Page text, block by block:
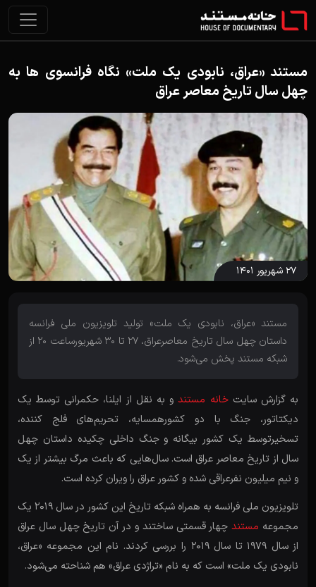
مستند «عراق، نابودی یک ملت» نگاه فرانسوی ها به
چهل سال تاریخ معاصر عراق
۲۷ شهریور ۱۴۰۱
مستند «عراق، نابودی یک ملت» تولید تلویزیون ملی فرانسه
داستان چهل سال تاریخ معاصرعراق، ۲۷ تا ۳۰ شهریورساعت ۲۰ از
شبکه مستند پخش می‌شود.
به گزارش سایتخانه مستندو به نقل از ایلنا، حکمرانی توسط یک
دیکتاتور، جنگ با دو کشورهمسایه، تحریم‌های فلج کننده،
تسخیرتوسط یک کشور بیگانه و جنگ داخلی چکیده داستان چهل
سال از تاریخ معاصر عراق است. سال‌هایی که باعث مرگ بیشتر از یک
و نیم میلیون نفرعراقی شده و کشور عراق را ویران کرده است.
تلویزیون ملی فرانسه به همراه شبکه تاریخ این کشور در سال ۲۰۱۹ یک
مجموعه مستندچهار قسمتی ساختند و در آن تاریخ چهل سال عراق
از سال ۱۹۷۹ تا سال ۲۰۱۹ را بررسی کردند. نام این مجموعه «عراق،
نابودی یک ملت» است که به نام «تراژدی عراق» هم شناحته می‌شود.